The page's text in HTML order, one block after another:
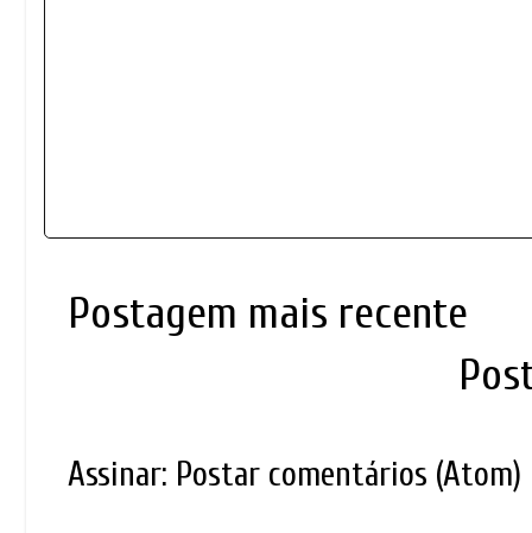
Postagem mais recente
Assinar: Postar comentários (Atom)